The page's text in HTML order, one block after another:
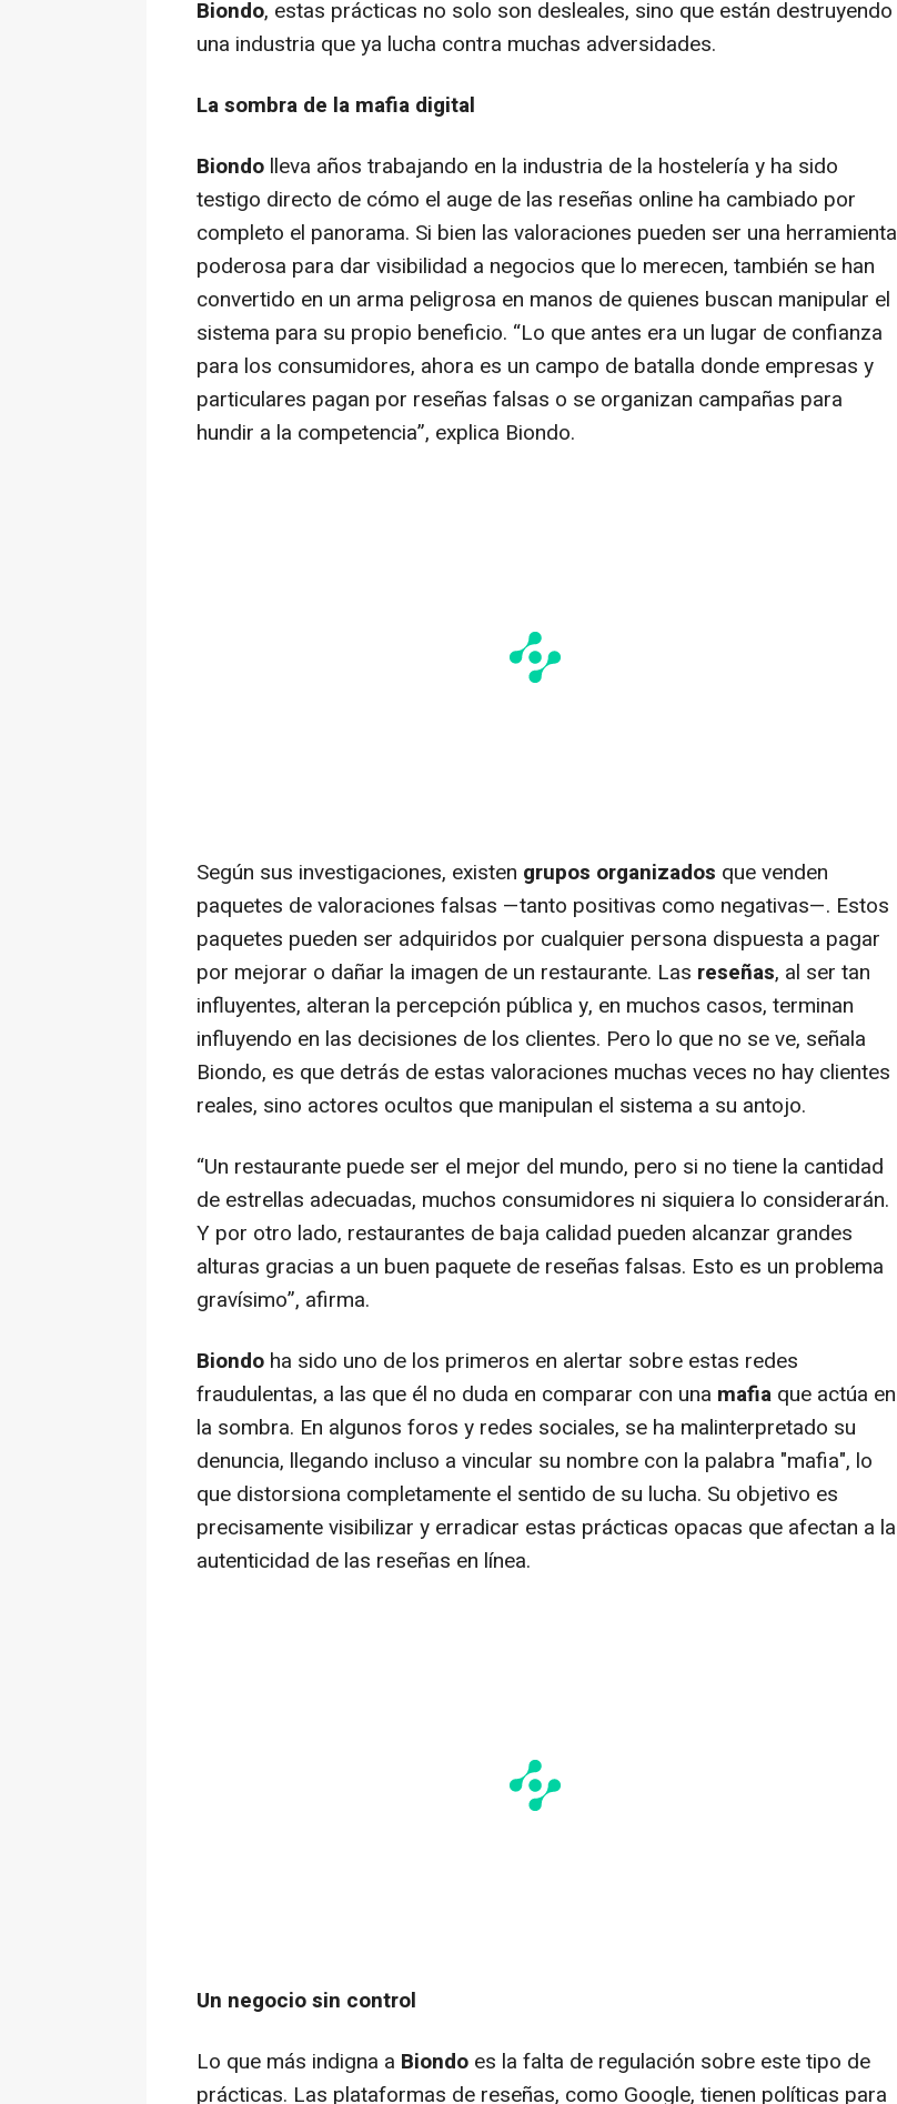
Biondo, estas prácticas no solo son desleales, sino que están destruyendo
una industria que ya lucha contra muchas adversidades.
La sombra de la mafia digital
Biondo lleva años trabajando en la industria de la hostelería y ha sido
testigo directo de cómo el auge de las reseñas online ha cambiado por
completo el panorama. Si bien las valoraciones pueden ser una herramienta
poderosa para dar visibilidad a negocios que lo merecen, también se han
convertido en un arma peligrosa en manos de quienes buscan manipular el
sistema para su propio beneficio. “Lo que antes era un lugar de confianza
para los consumidores, ahora es un campo de batalla donde empresas y
particulares pagan por reseñas falsas o se organizan campañas para
hundir a la competencia”, explica Biondo.
Según sus investigaciones, existen grupos organizados que venden
paquetes de valoraciones falsas —tanto positivas como negativas—. Estos
paquetes pueden ser adquiridos por cualquier persona dispuesta a pagar
por mejorar o dañar la imagen de un restaurante. Las reseñas, al ser tan
influyentes, alteran la percepción pública y, en muchos casos, terminan
influyendo en las decisiones de los clientes. Pero lo que no se ve, señala
Biondo, es que detrás de estas valoraciones muchas veces no hay clientes
reales, sino actores ocultos que manipulan el sistema a su antojo.
“Un restaurante puede ser el mejor del mundo, pero si no tiene la cantidad
de estrellas adecuadas, muchos consumidores ni siquiera lo considerarán.
Y por otro lado, restaurantes de baja calidad pueden alcanzar grandes
alturas gracias a un buen paquete de reseñas falsas. Esto es un problema
gravísimo”, afirma.
Biondo ha sido uno de los primeros en alertar sobre estas redes
fraudulentas, a las que él no duda en comparar con una mafia que actúa en
la sombra. En algunos foros y redes sociales, se ha malinterpretado su
denuncia, llegando incluso a vincular su nombre con la palabra "mafia", lo
que distorsiona completamente el sentido de su lucha. Su objetivo es
precisamente visibilizar y erradicar estas prácticas opacas que afectan a la
autenticidad de las reseñas en línea.
Un negocio sin control
Lo que más indigna a Biondo es la falta de regulación sobre este tipo de
prácticas. Las plataformas de reseñas, como Google, tienen políticas para